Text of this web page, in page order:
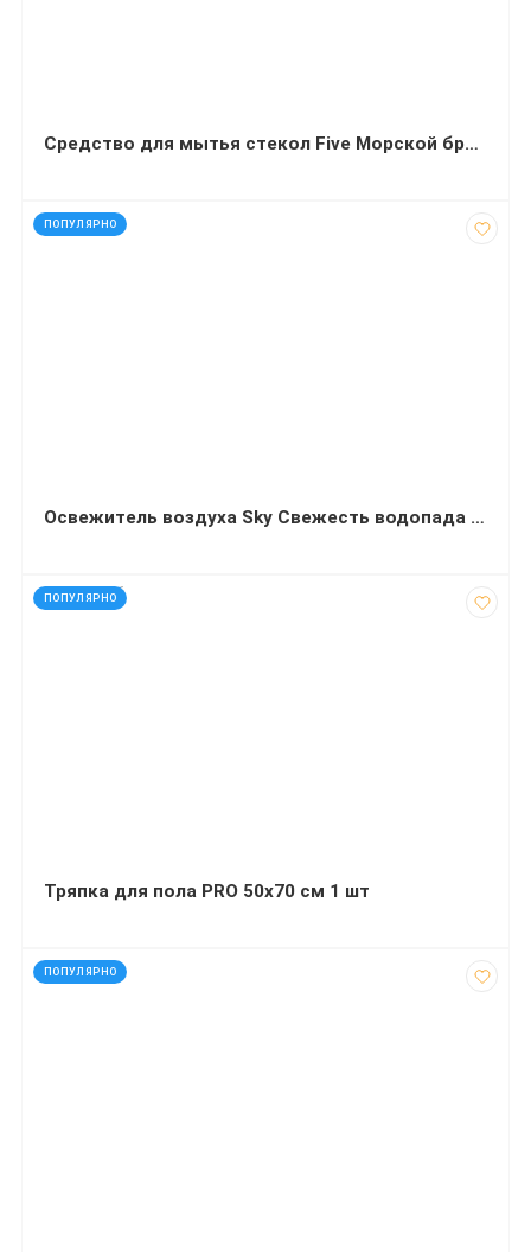
Средство для мытья стекол Five Морской бриз 5 л
ПОПУЛЯРНО
код: 91251
Освежитель воздуха Sky Свежесть водопада 300 миллилитров
ПОПУЛЯРНО
код: 927666
Тряпка для пола PRO 50х70 см 1 шт
ПОПУЛЯРНО
код: 6866